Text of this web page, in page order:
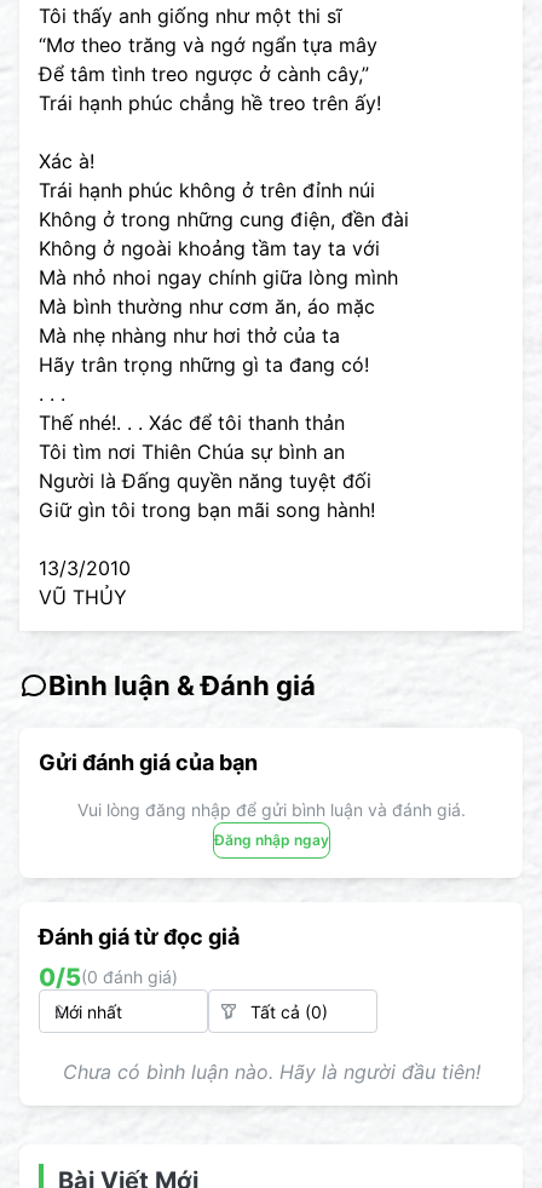
Tôi thấy anh giống như một thi sĩ
“Mơ theo trăng và ngớ ngẩn tựa mây
Để tâm tình treo ngược ở cành cây,”
Trái hạnh phúc chẳng hề treo trên ấy!
Xác à!
Trái hạnh phúc không ở trên đỉnh núi
Không ở trong những cung điện, đền đài
Không ở ngoài khoảng tầm tay ta với
Mà nhỏ nhoi ngay chính giữa lòng mình
Mà bình thường như cơm ăn, áo mặc
Mà nhẹ nhàng như hơi thở của ta
Hãy trân trọng những gì ta đang có!
. . .
Thế nhé!. . . Xác để tôi thanh thản
Tôi tìm nơi Thiên Chúa sự bình an
Người là Đấng quyền năng tuyệt đối
Giữ gìn tôi trong bạn mãi song hành!
13/3/2010
VŨ THỦY
Bình luận & Đánh giá
Gửi đánh giá của bạn
Vui lòng đăng nhập để gửi bình luận và đánh giá.
Đăng nhập ngay
Đánh giá từ đọc giả
0/5(0 đánh giá)
Chưa có bình luận nào. Hãy là người đầu tiên!
Bài Viết Mới